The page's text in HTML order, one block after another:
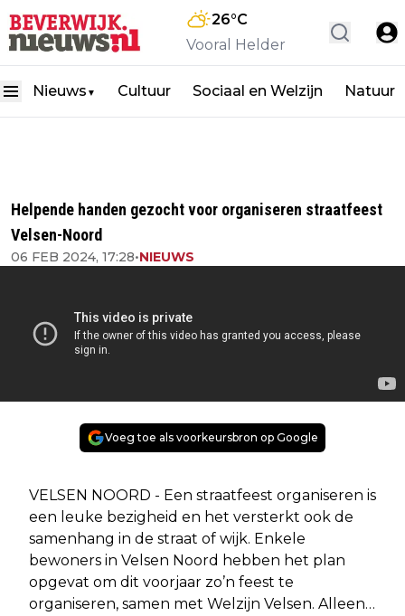
26°C
Vooral Helder
Nieuws ▼ Cultuur Sociaal en Welzijn Natuur
Helpende handen gezocht voor organiseren straatfeest
Velsen-Noord
06 FEB 2024, 17:28•NIEUWS
Voeg toe als voorkeursbron op Google
VELSEN NOORD - Een straatfeest organiseren is
een leuke bezigheid en het versterkt ook de
samenhang in de straat of wijk. Enkele
bewoners in Velsen Noord hebben het plan
opgevat om dit voorjaar zo’n feest te
organiseren, samen met Welzijn Velsen. Alleen…